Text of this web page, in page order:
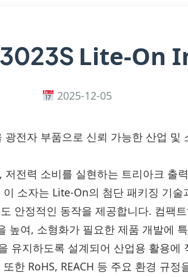
Lite-On
2025-12-05
전자 부품으로 신뢰 가능한 산업 및
전력 소비를 실현하는 트리아크 출
소자는 Lite-On의 첨단 패키징 기술
안정적인 동작을 제공합니다. 컴팩
높여, 소형화가 필요한 제품 개발에
유지하도록 설계되어 산업용 활용에
한 RoHS, REACH 등 주요 환경 규정